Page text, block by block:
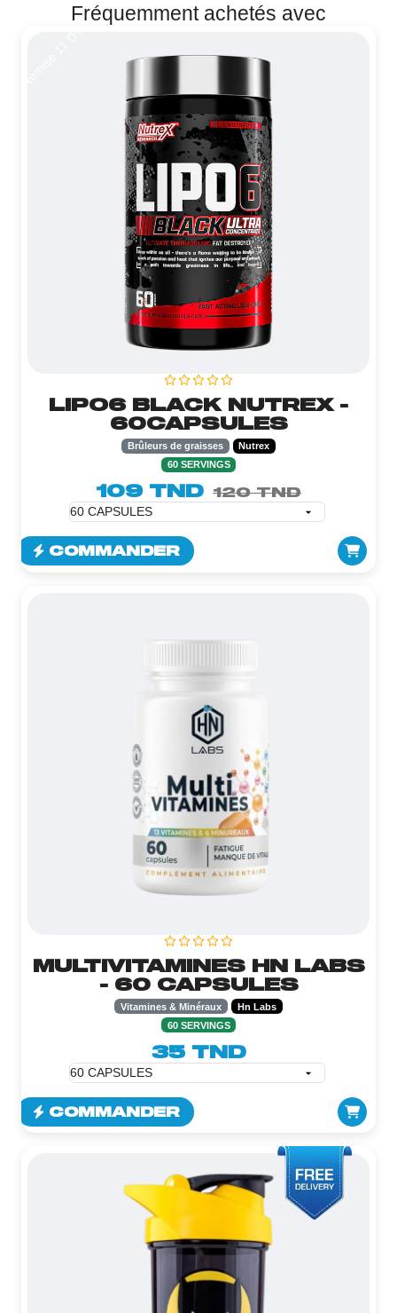
Fréquemment achetés avec
LIPO6 BLACK NUTREX -
60CAPSULES
Brûleurs de graisses
Nutrex
60 SERVINGS
109 TND 120 TND
COMMANDER
MULTIVITAMINES HN LABS
- 60 CAPSULES
Vitamines & Minéraux
Hn Labs
60 SERVINGS
35 TND
COMMANDER